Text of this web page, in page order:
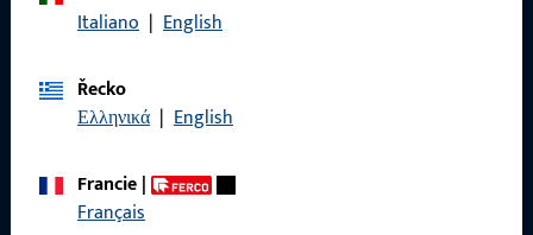
Italiano | English
Řecko
Ελληνικά | English
Francie|
Français
Právní informace